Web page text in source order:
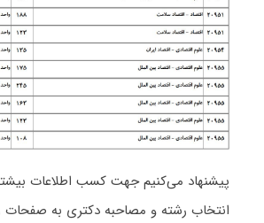
پیشنهاد می‌کنیم جهت کسب اطلاعات
انتخاب رشته و مصاحبه دکتری به صفحات